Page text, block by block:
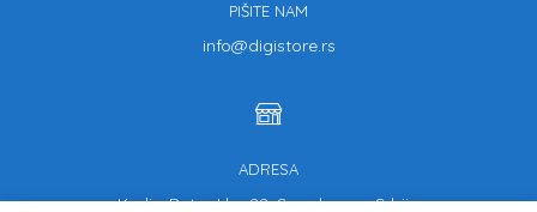
PIŠITE NAM
info@digistore.rs
ADRESA
Kralja Petra I br. 22, Smederevo, Srbija